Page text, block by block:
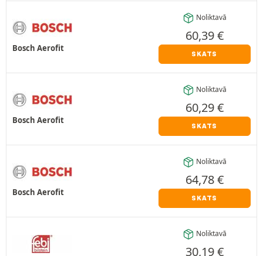
Bosch Aerofit
Noliktavā
60,39€
SKATS
Bosch Aerofit
Noliktavā
60,29€
SKATS
Bosch Aerofit
Noliktavā
64,78€
SKATS
Noliktavā
30,19€